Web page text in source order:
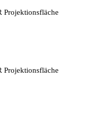
Projektionsfläche
Projektionsfläche